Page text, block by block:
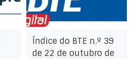
Índice do BTE n.º 39
de 22 de outubro de